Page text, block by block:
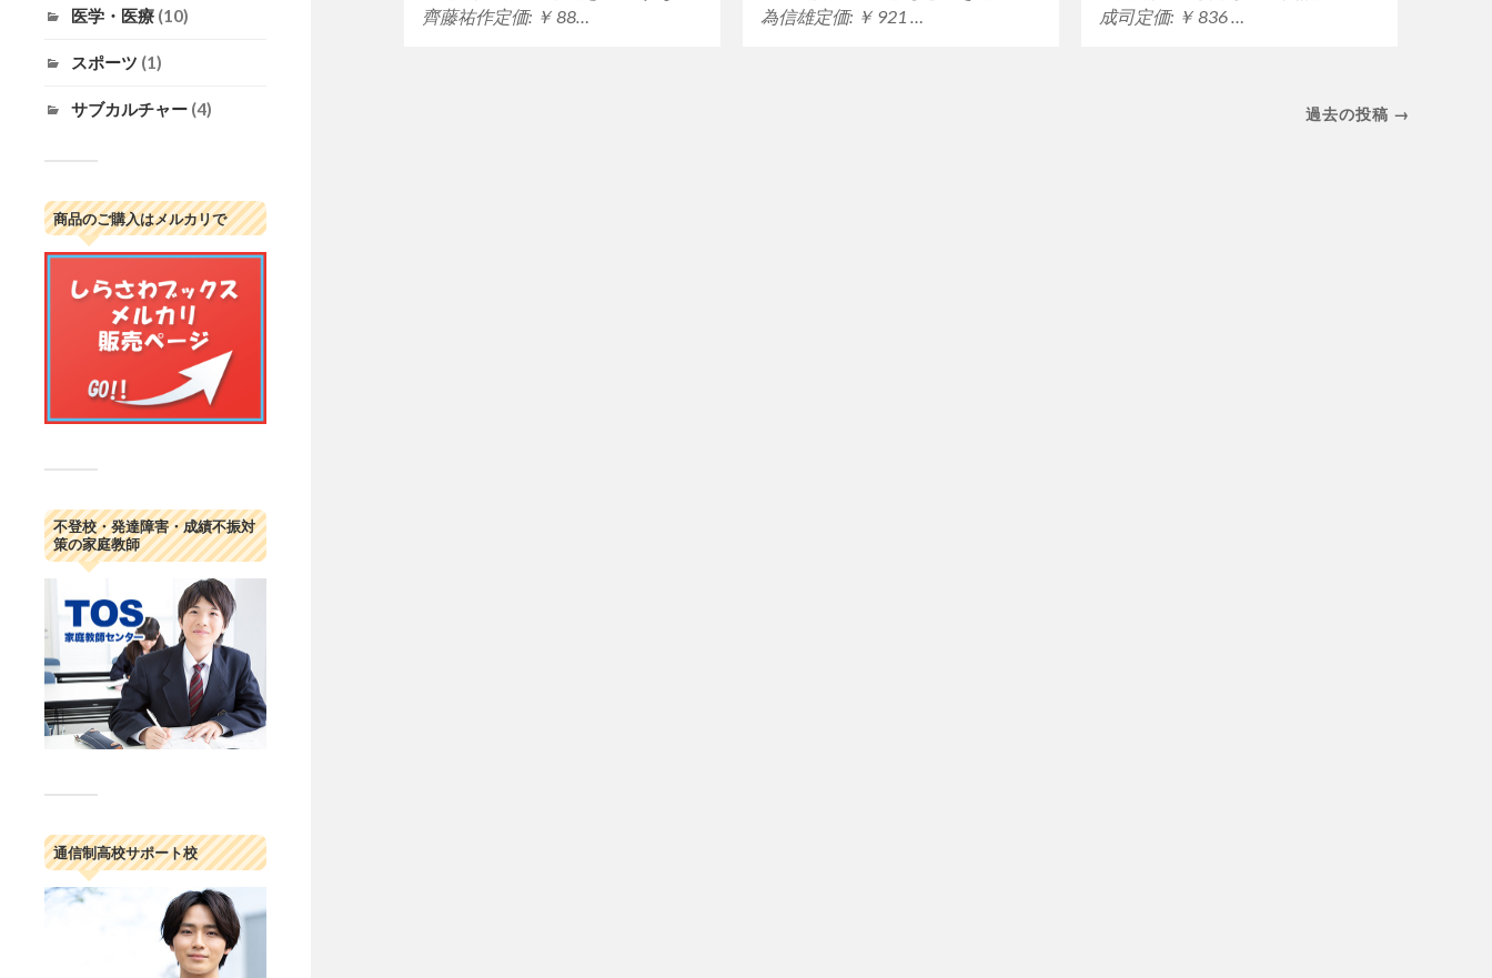
医学・医療 (10)
スポーツ (1)
サブカルチャー (4)
商品のご購入はメルカリで
不登校・発達障害・成績不振対
策の家庭教師
通信制高校サポート校
齊藤祐作定価: ￥ 88…
為信雄定価: ￥ 921 …
成司定価: ￥ 836 …
過去の投稿 →